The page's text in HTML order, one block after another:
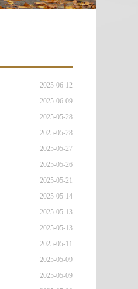
2025-06-12
2025-06-09
2025-05-28
2025-05-28
2025-05-27
2025-05-26
2025-05-21
2025-05-14
2025-05-13
2025-05-13
2025-05-11
2025-05-09
2025-05-09